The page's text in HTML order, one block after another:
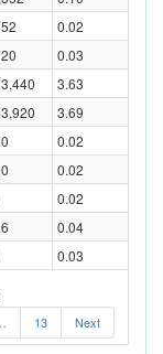
0.02
0.03
3.63
3.69
0.02
0.02
0.02
0.04
0.03
13 Next